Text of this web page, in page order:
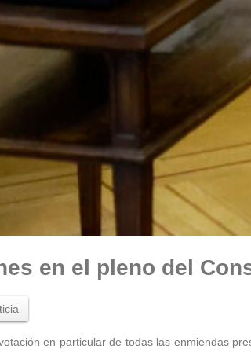
en el pleno del
en particular de todas las enmiendas